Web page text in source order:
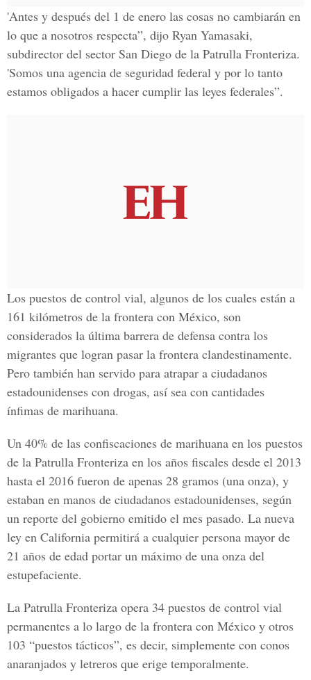
'Antes y después del 1 de enero las cosas no cambiarán en
lo que a nosotros respecta”, dijo Ryan Yamasaki,
subdirector del sector San Diego de la Patrulla Fronteriza.
'Somos una agencia de seguridad federal y por lo tanto
estamos obligados a hacer cumplir las leyes federales”.
Los puestos de control vial, algunos de los cuales están a
161 kilómetros de la frontera con México, son
considerados la última barrera de defensa contra los
migrantes que logran pasar la frontera clandestinamente.
Pero también han servido para atrapar a ciudadanos
estadounidenses con drogas, así sea con cantidades
ínfimas de marihuana.
Un 40% de las confiscaciones de marihuana en los puestos
de la Patrulla Fronteriza en los años fiscales desde el 2013
hasta el 2016 fueron de apenas 28 gramos (una onza), y
estaban en manos de ciudadanos estadounidenses, según
un reporte del gobierno emitido el mes pasado. La nueva
ley en California permitirá a cualquier persona mayor de
21 años de edad portar un máximo de una onza del
estupefaciente.
La Patrulla Fronteriza opera 34 puestos de control vial
permanentes a lo largo de la frontera con México y otros
103 “puestos tácticos”, es decir, simplemente con conos
anaranjados y letreros que erige temporalmente.